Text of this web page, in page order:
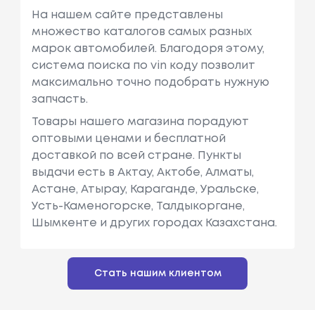
На нашем сайте представлены
множество каталогов самых разных
марок автомобилей. Благодоря этому,
система поиска по vin коду позволит
максимально точно подобрать нужную
запчасть.
Товары нашего магазина порадуют
оптовыми ценами и бесплатной
доставкой по всей стране. Пункты
выдачи есть в Актау, Актобе, Алматы,
Астане, Атырау, Караганде, Уральске,
Усть-Каменогорске, Талдыкоргане,
Шымкенте и других городах Казахстана.
Стать нашим клиентом